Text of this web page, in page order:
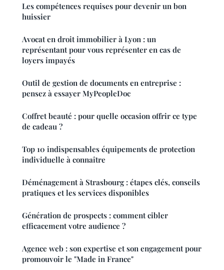
Les compétences requises pour devenir un bon
huissier
Avocat en droit immobilier à Lyon : un
représentant pour vous représenter en cas de
loyers impayés
Outil de gestion de documents en entreprise :
pensez à essayer MyPeopleDoc
Coffret beauté : pour quelle occasion offrir ce type
de cadeau ?
Top 10 indispensables équipements de protection
individuelle à connaître
Déménagement à Strasbourg : étapes clés, conseils
pratiques et les services disponibles
Génération de prospects : comment cibler
efficacement votre audience ?
Agence web : son expertise et son engagement pour
promouvoir le "Made in France"